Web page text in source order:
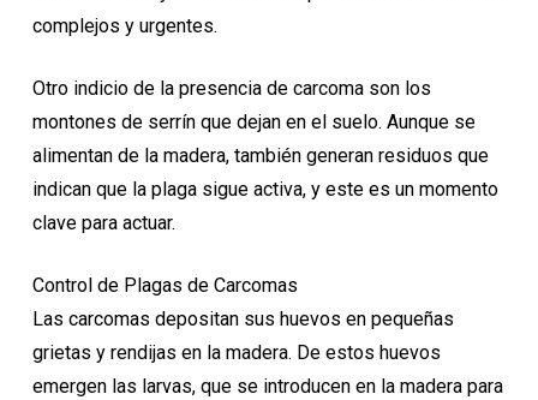
complejos y urgentes.
Otro indicio de la presencia de carcoma son los
montones de serrín que dejan en el suelo. Aunque se
alimentan de la madera, también generan residuos que
indican que la plaga sigue activa, y este es un momento
clave para actuar.
Control de Plagas de Carcomas
Las carcomas depositan sus huevos en pequeñas
grietas y rendijas en la madera. De estos huevos
emergen las larvas, que se introducen en la madera para